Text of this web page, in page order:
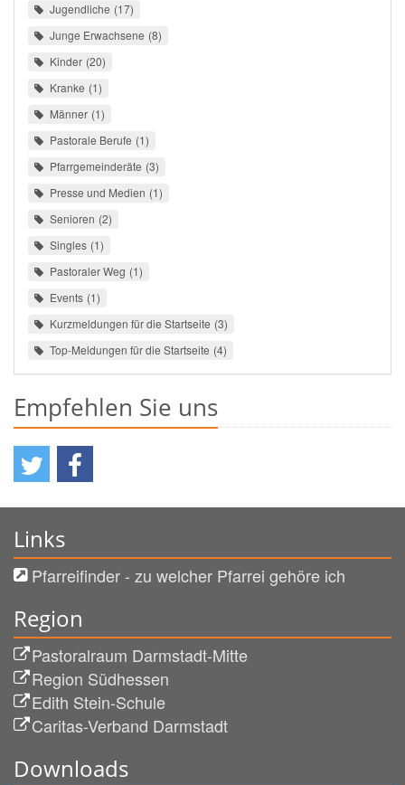
Jugendliche 17
Junge Erwachsene 8
Kinder 20
Kranke 1
Männer 1
Pastorale Berufe 1
Pfarrgemeinderäte 3
Presse und Medien 1
Senioren 2
Singles 1
Pastoraler Weg 1
Events 1
Kurzmeldungen für die Startseite 3
Top-Meldungen für die Startseite 4
Empfehlen Sie uns
Links
Pfarreifinder - zu welcher Pfarrei gehöre ich
Region
Pastoralraum Darmstadt-Mitte
Region Südhessen
Edith Stein-Schule
Caritas-Verband Darmstadt
Downloads